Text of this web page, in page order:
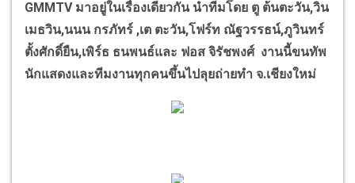
GMMTV มาอยู่ในเรื่องเดียวกัน นำทีมโดย ตู ต้นตะวัน,วิน
เมธวิน,นนน กรภัทร์ ,เต ตะวัน,โฟร์ท ณัฐวรรธน์,ภูวินทร์
ตั้งศักดิ์ยืน,เพิร์ธ ธนพนธ์และ ฟอส จิรัชพงศ์ งานนี้ขนทัพ
นักแสดงและทีมงานทุกคนขึ้นไปลุยถ่ายทำ จ.เชียงใหม่